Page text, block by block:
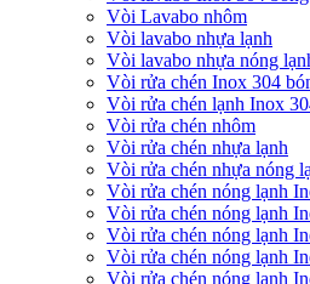
Vòi Lavabo nhôm
Vòi lavabo nhựa lạnh
Vòi lavabo nhựa nóng
Vòi rửa chén Inox 304
Vòi rửa chén lạnh Inox
Vòi rửa chén nhôm
Vòi rửa chén nhựa lạnh
Vòi rửa chén nhựa nóng
Vòi rửa chén nóng lạnh
Vòi rửa chén nóng lạnh
Vòi rửa chén nóng lạnh
Vòi rửa chén nóng lạnh
Vòi rửa chén nóng lạnh